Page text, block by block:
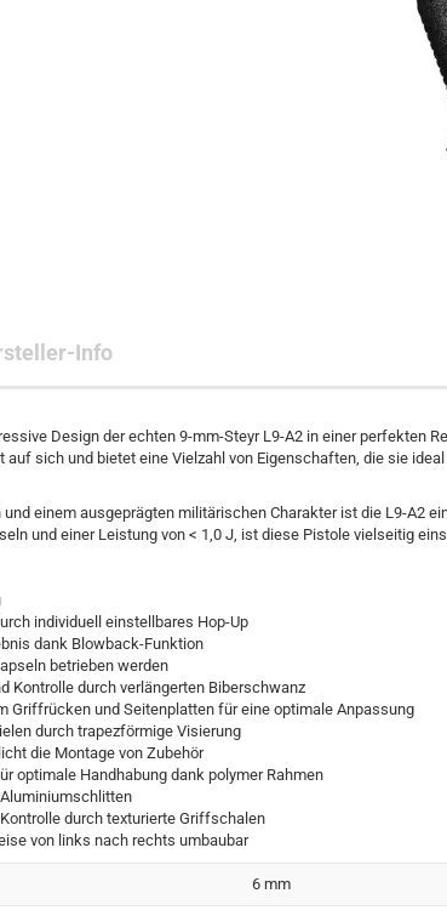
Info
Design der echten 9-mm-Steyr L9-A2 in einer perfekten
sich und bietet eine Vielzahl von Eigenschaften, die sie
einem ausgeprägten militärischen Charakter ist die L9-A2
und einer Leistung von < 1,0 J, ist diese Pistole vielseitig
individuell einstellbares Hop-Up
dank Blowback-Funktion
betrieben werden
Kontrolle durch verlängerten Biberschwanz
Griffrücken und Seitenplatten für eine optimale Anpassung
durch trapezförmige Visierung
die Montage von Zubehör
optimale Handhabung dank polymer Rahmen
durch texturierte Griffschalen
von links nach rechts umbaubar
6 mm